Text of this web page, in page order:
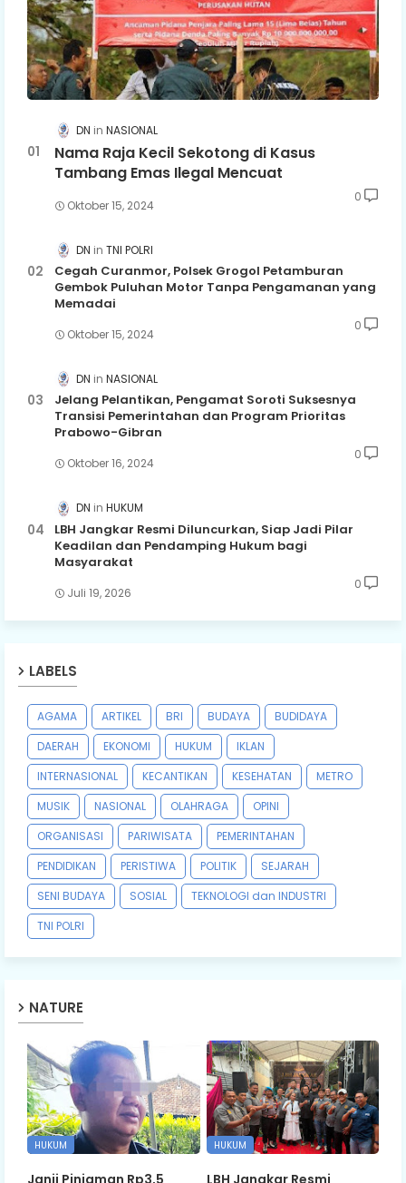
DN NASIONAL
Nama Raja Kecil Sekotong di Kasus
Tambang Emas Ilegal Mencuat
Oktober 15, 2024
0
DN TNI POLRI
Cegah Curanmor, Polsek Grogol Petamburan
Gembok Puluhan Motor Tanpa Pengamanan yang
Memadai
Oktober 15, 2024
0
DN NASIONAL
Jelang Pelantikan, Pengamat Soroti Suksesnya
Transisi Pemerintahan dan Program Prioritas
Prabowo-Gibran
Oktober 16, 2024
0
DN HUKUM
LBH Jangkar Resmi Diluncurkan, Siap Jadi Pilar
Keadilan dan Pendamping Hukum bagi
Masyarakat
Juli 19, 2026
0
LABELS
AGAMA ARTIKEL BRI BUDAYA
BUDIDAYA
DAERAH
EKONOMI HUKUM
IKLAN
INTERNASIONAL
KECANTIKAN KESEHATAN
METRO
MUSIK
NASIONAL OLAHRAGA
OPINI
ORGANISASI
PARIWISATA
PEMERINTAHAN
PENDIDIKAN
PERISTIWA POLITIK
SEJARAH
SENI BUDAYA
SOSIAL
TEKNOLOGI dan INDUSTRI
TNI POLRI
NATURE
HUKUM HUKUM